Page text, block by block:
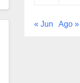
« Jun Ago »